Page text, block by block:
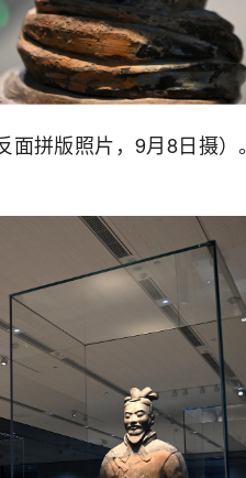
面拼版照片，9月8日摄）